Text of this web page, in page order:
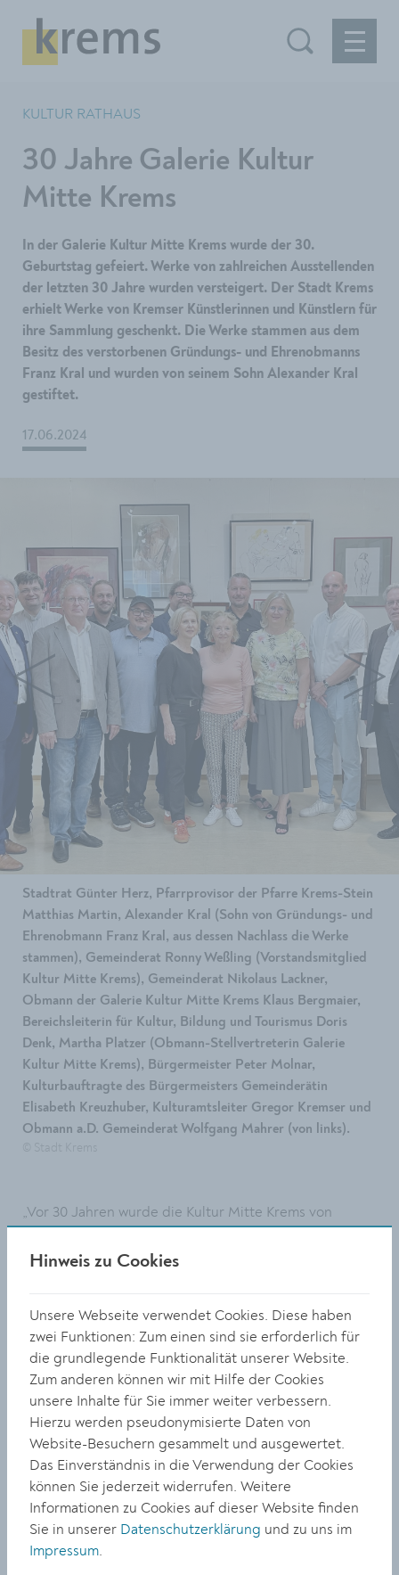
KULTUR RATHAUS
30 Jahre Galerie Kultur
Mitte Krems
In der Galerie Kultur Mitte Krems wurde der 30.
Geburtstag gefeiert. Werke von zahlreichen Ausstellenden
der letzten 30 Jahre wurden versteigert. Der Stadt Krems
erhielt Werke von Kremser Künstlerinnen und Künstlern für
ihre Sammlung geschenkt. Die Werke stammen aus dem
Besitz des verstorbenen Gründungs- und Ehrenobmanns
Franz Kral und wurden von seinem Sohn Alexander Kral
gestiftet.
17.06.2024
Stadtrat Günter Herz, Pfarrprovisor der Pfarre Krems-Stein
Matthias Martin, Alexander Kral (Sohn von Gründungs- und
Ehrenobmann Franz Kral, aus dessen Nachlass die Werke
stammen), Gemeinderat Ronny Weßling (Vorstandsmitglied
Kultur Mitte Krems), Gemeinderat Nikolaus Lackner,
Obmann der Galerie Kultur Mitte Krems Klaus Bergmaier,
Bereichsleiterin für Kultur, Bildung und Tourismus Doris
Denk, Martha Platzer (Obmann-Stellvertreterin Galerie
Kultur Mitte Krems), Bürgermeister Peter Molnar,
Kulturbauftragte des Bürgermeisters Gemeinderätin
Elisabeth Kreuzhuber, Kulturamtsleiter Gregor Kremser und
Obmann a.D. Gemeinderat Wolfgang Mahrer (von links).
„Vor 30 Jahren wurde die Kultur Mitte Krems von
Gemeinderat Franz Kral und der langjährigen
keinesfalls politikfreier Treffpunkt für kulturell
Interessierte. Ich gratuliere zum Jubiläum und dazu,
dass diese wertvolle Institution im Herzen der Stadt
seit 30 Jahren inspirierende und gut besuchte
Veranstaltungen mit Kunstschaffenden aus der Region
organisiert“, sagte Gemeinderätin Elisabeth
Kreuzhuber, Kulturbeauftragte des Bürgermeisters bei
der Jubiläumsfeier. Sie wünschte der Kultur Mitte
Krems und ihrem jüngst gewählten Obmann Klaus
Bergmaier alles Gute für die nächsten 30 Jahre.
In der Galerie Kultur Mitte Krems fanden
Hinweis zu Cookies
Unsere Webseite verwendet Cookies. Diese haben
zwei Funktionen: Zum einen sind sie erforderlich für
die grundlegende Funktionalität unserer Website.
Zum anderen können wir mit Hilfe der Cookies
unsere Inhalte für Sie immer weiter verbessern.
Hierzu werden pseudonymisierte Daten von
Website-Besuchern gesammelt und ausgewertet.
Das Einverständnis in die Verwendung der Cookies
können Sie jederzeit widerrufen. Weitere
Informationen zu Cookies auf dieser Website finden
Sie in unserer Datenschutzerklärung und zu uns im
Impressum.